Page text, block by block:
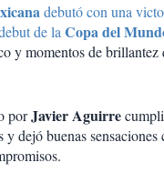
debutó con una
de laCopa del
y momentos de brillantez
porJavier Aguirre
y dejó buenas